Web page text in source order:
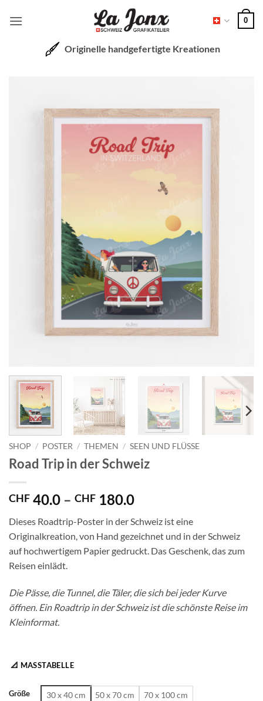
Inhalt
0
Originelle handgefertigte Kreationen
SHOP / POSTER / THEMEN / SEEN UND FLÜSSE
Road Trip in der Schweiz
CHF 40.0 – CHF 180.0Preisspanne:
bis
CHF 180.0
Dieses Roadtrip-Poster in der Schweiz ist eine
Originalkreation, von Hand gezeichnet und in der Schweiz
auf hochwertigem Papier gedruckt. Das Geschenk, das zum
Reisen einlädt.
Die Pässe, die Tunnel, die Täler, die sich bei jeder Kurve
öffnen. Ein Roadtrip in der Schweiz ist die schönste Reise im
Kleinformat.
📐 MASSTABELLE
Größe 30 x 40 cm 50 x 70 cm 70 x 100 cm